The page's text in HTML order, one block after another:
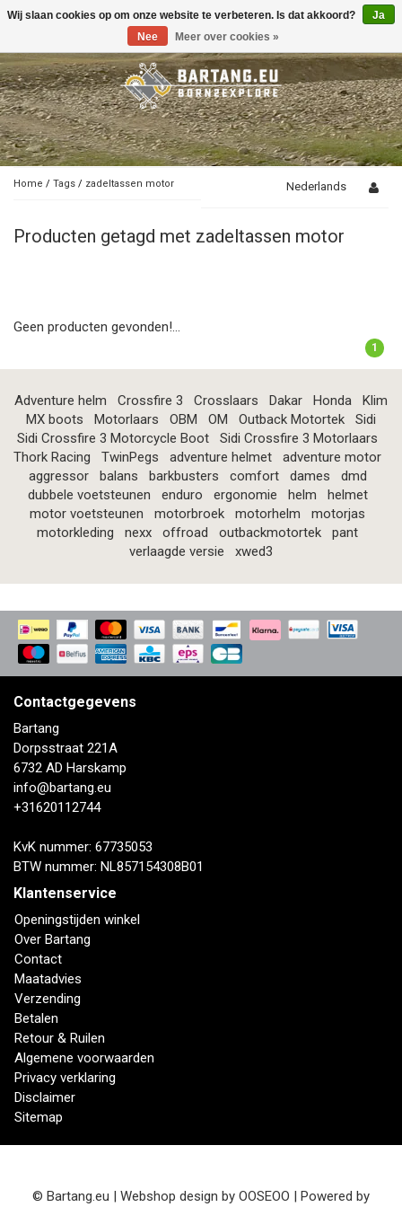
Toggle
Home / Tags / zadeltassen motor Nederlands
Producten getagd met zadeltassen motor
Geen producten gevonden!...
1
Adventure helm Crossfire 3 Crosslaars Dakar Honda
Klim
MX boots
Motorlaars OBM OM Outback Motortek
Sidi
Sidi Crossfire 3 Motorcycle Boot
Sidi Crossfire 3 Motorlaars
Thork Racing
TwinPegs adventure helmet
adventure motor
aggressor
balans barkbusters comfort dames
dmd
dubbele voetsteunen
enduro ergonomie helm
helmet
motor voetsteunen
motorbroek motorhelm
motorjas
motorkleding
nexx offroad outbackmotortek
pant
verlaagde versie
xwed3
Contactgegevens
Bartang
Dorpsstraat 221A
6732 AD Harskamp
info@bartang.eu
+31620112744
KvK nummer: 67735053
BTW nummer: NL857154308B01
Klantenservice
Openingstijden winkel
Over Bartang
Contact
Maatadvies
Verzending
Betalen
Retour & Ruilen
Algemene voorwaarden
Privacy verklaring
Disclaimer
Sitemap
© Bartang.eu | Webshop design by OOSEOO | Powered by
Wij slaan cookies op om onze website te verbeteren. Is dat akkoord?
Ja
Nee
Meer over cookies »